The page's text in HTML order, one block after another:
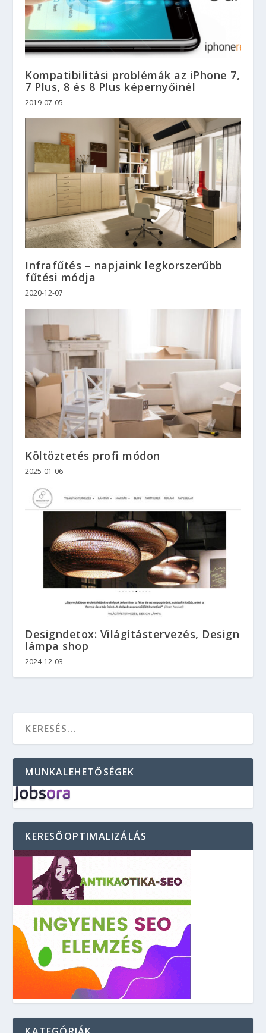
Kompatibilitási problémák az iPhone 7,
7 Plus, 8 és 8 Plus képernyőinél
2019-07-05
Infrafűtés – napjaink legkorszerűbb
fűtési módja
2020-12-07
Költöztetés profi módon
2025-01-06
Designdetox: Világítástervezés, Design
lámpa shop
2024-12-03
MUNKALEHETŐSÉGEK
KERESŐOPTIMALIZÁLÁS